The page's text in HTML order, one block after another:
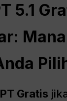
5.1
Gratis